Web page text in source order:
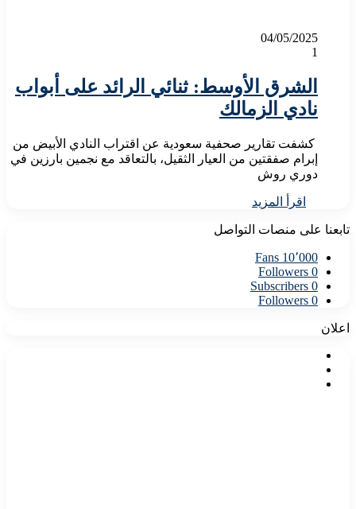
04/05/2025
1
الشرق الأوسط: ثنائي الرائد على أبواب
نادي الزمالك
كشفت تقارير صحفية سعودية عن اقتراب النادي الأبيض من
إبرام صفقتين من العيار الثقيل، بالتعاقد مع نجمين بارزين في
دوري روش
اقرأ المزيد
تابعنا على منصات التواصل
10٬000 Fans
0
Followers
0
Subscribers
0
Followers
اعلان